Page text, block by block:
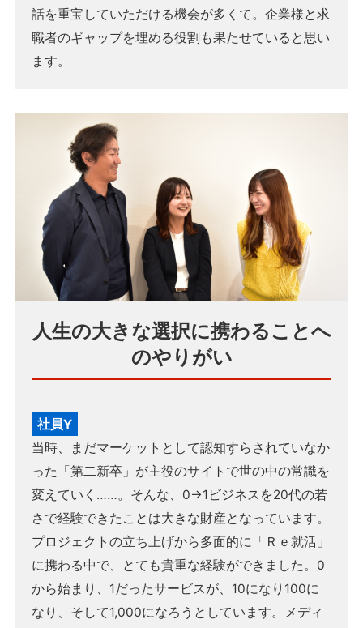
話を重宝していただける機会が多くて。企業様と求
職者のギャップを埋める役割も果たせていると思い
ます。
人生の大きな選択に携わることへ
のやりがい
社員Y
当時、まだマーケットとして認知すらされていなか
った「第二新卒」が主役のサイトで世の中の常識を
変えていく……。そんな、0→1ビジネスを20代の若
さで経験できたことは大きな財産となっています。
プロジェクトの立ち上げから多面的に「Ｒｅ就活」
に携わる中で、とても貴重な経験ができました。0
から始まり、1だったサービスが、10になり100に
なり、そして1,000になろうとしています。メディ